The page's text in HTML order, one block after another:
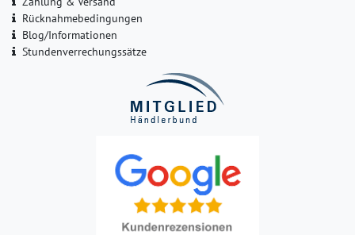
Rücknahmebedingungen
Blog/Informationen
Stundenverrechungssätze